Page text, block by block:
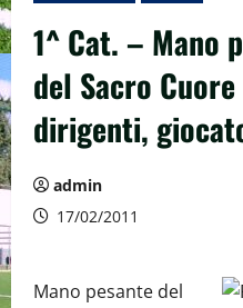
1^ Cat. – Mano
del Sacro
dirigenti,
admin
17/02/2011
Mano pesante del